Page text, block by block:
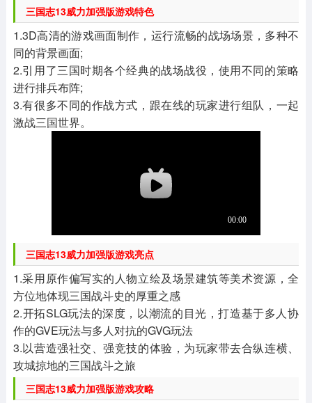
三国志13威力加强版游戏特色
1.3D高清的游戏画面制作，运行流畅的战场场景，多种不
同的背景画面;
2.引用了三国时期各个经典的战场战役，使用不同的策略
进行排兵布阵;
3.有很多不同的作战方式，跟在线的玩家进行组队，一起
激战三国世界。
三国志13威力加强版游戏亮点
1.采用原作偏写实的人物立绘及场景建筑等美术资源，全
方位地体现三国战斗史的厚重之感
2.开拓SLG玩法的深度，以潮流的目光，打造基于多人协
作的GVE玩法与多人对抗的GVG玩法
3.以营造强社交、强竞技的体验，为玩家带去合纵连横、
攻城掠地的三国战斗之旅
三国志13威力加强版游戏攻略